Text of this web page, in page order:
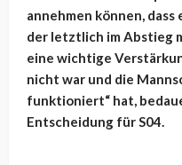
annehmen können,
der letztlich im Abstieg
eine wichtige
nicht war und die
funktioniert“ hat,
Entscheidung für S04.